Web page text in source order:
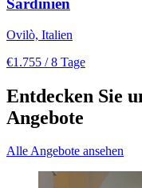
Sardinien
Ovilò, Italien
€1.755 / 8 Tage
Entdecken Sie
Angebote
Alle Angebote ansehen